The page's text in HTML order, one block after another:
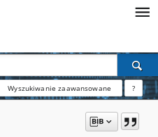
Wyszukiwanie zaawansowane ?